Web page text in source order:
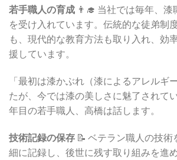
若手職人の育成 👨‍🎓 当社では毎年、
を受け入れています。伝統的な徒弟制
も、現代的な教育方法も取り入れ、効
援しています。
「最初は漆かぶれ（漆によるアレルギ
たが、今では漆の美しさに魅了されて
年目の若手職人、高橋は話します。
技術記録の保存 📝 ベテラン職人の技
細に記録し、後世に残す取り組みを進